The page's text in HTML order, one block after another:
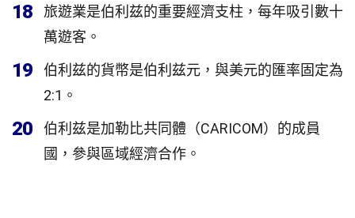
18
旅遊業是伯利兹的重要經濟支柱，每年吸引數十
萬遊客。
19
伯利兹的貨幣是伯利兹元，與美元的匯率固定為
2:1。
20
伯利兹是加勒比共同體（CARICOM）的成員
國，參與區域經濟合作。